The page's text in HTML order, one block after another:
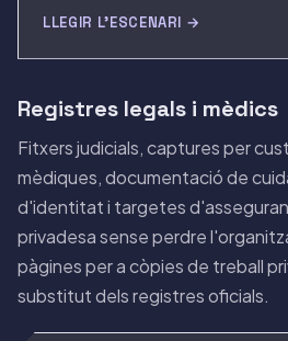
va apareixer a un canto, a mida
LLEGIR L'ESCENARI →
Registres legals i mèdics
Fitxers judicials, captures per
mèdiques, documentació de
d'identitat i targetes
privadesa sense perdre
pàgines per a còpies de treball
substitut dels registres oficials.